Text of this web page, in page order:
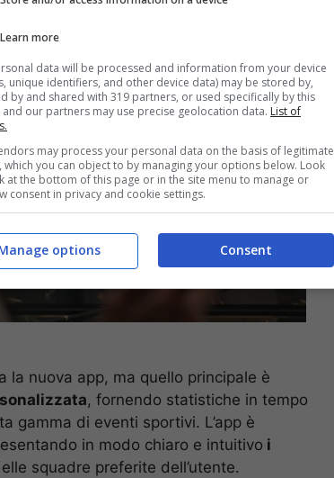
la nuova app, ma quello principale è
, fornendo statistiche in tempo
gamma di eventi sportivi. L’app è
in modo chiaro e intuitivo i
squadre preferite dell’utente.
Learn more
data will be processed and information from your device
unique identifiers, and other device data) may be stored by,
by and shared with 319 partners, or used specifically by this
and our partners may use precise geolocation data. List of
may process your personal data on the basis of legitimate
which you can object to by managing your options below. Look
at the bottom of this page or in the site menu to manage or
consent in privacy and cookie settings.
Consent
options